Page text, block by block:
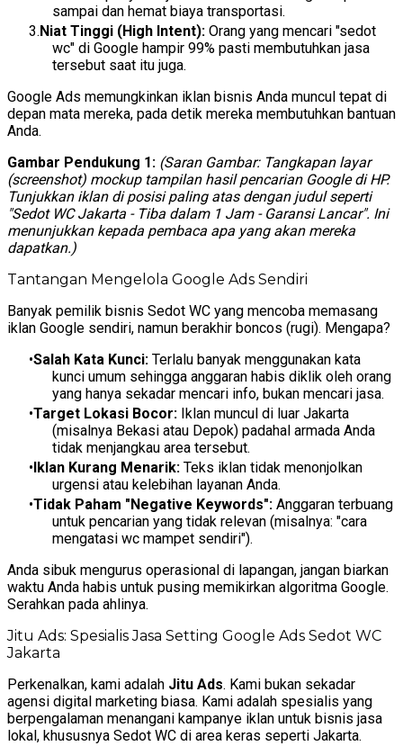
sampai dan hemat biaya transportasi.
Niat Tinggi (High Intent): Orang yang mencari "sedot
wc" di Google hampir 99% pasti membutuhkan jasa
tersebut saat itu juga.
Google Ads memungkinkan iklan bisnis Anda muncul tepat di
depan mata mereka, pada detik mereka membutuhkan bantuan
Anda.
Gambar Pendukung 1: (Saran Gambar: Tangkapan layar
(screenshot) mockup tampilan hasil pencarian Google di HP.
Tunjukkan iklan di posisi paling atas dengan judul seperti
"Sedot WC Jakarta - Tiba dalam 1 Jam - Garansi Lancar". Ini
menunjukkan kepada pembaca apa yang akan mereka
dapatkan.)
Tantangan Mengelola Google Ads Sendiri
Banyak pemilik bisnis Sedot WC yang mencoba memasang
iklan Google sendiri, namun berakhir boncos (rugi). Mengapa?
Salah Kata Kunci: Terlalu banyak menggunakan kata
kunci umum sehingga anggaran habis diklik oleh orang
yang hanya sekadar mencari info, bukan mencari jasa.
Target Lokasi Bocor: Iklan muncul di luar Jakarta
(misalnya Bekasi atau Depok) padahal armada Anda
tidak menjangkau area tersebut.
Iklan Kurang Menarik: Teks iklan tidak menonjolkan
urgensi atau kelebihan layanan Anda.
Tidak Paham "Negative Keywords": Anggaran terbuang
untuk pencarian yang tidak relevan (misalnya: "cara
mengatasi wc mampet sendiri").
Anda sibuk mengurus operasional di lapangan, jangan biarkan
waktu Anda habis untuk pusing memikirkan algoritma Google.
Serahkan pada ahlinya.
Jitu Ads: Spesialis Jasa Setting Google Ads Sedot WC
Jakarta
Perkenalkan, kami adalah Jitu Ads. Kami bukan sekadar
agensi digital marketing biasa. Kami adalah spesialis yang
berpengalaman menangani kampanye iklan untuk bisnis jasa
lokal, khususnya Sedot WC di area keras seperti Jakarta.